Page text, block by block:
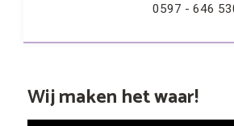
0597 - 646
Wij maken het waar!